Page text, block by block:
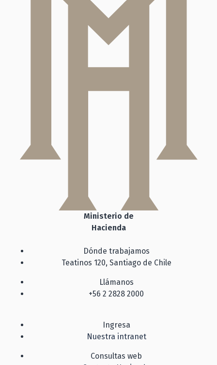
Ministerio de
Hacienda
Dónde trabajamos
Teatinos 120, Santiago de Chile
Llámanos
+56 2 2828 2000
Ingresa
Nuestra intranet
Consultas web